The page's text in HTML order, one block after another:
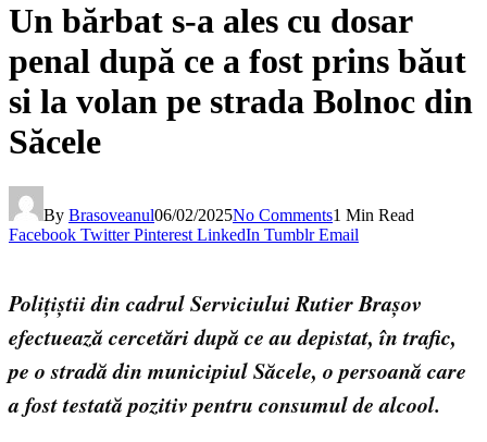
Un bărbat s-a ales cu dosar
penal după ce a fost prins băut
si la volan pe strada Bolnoc din
Săcele
By Brasoveanul06/02/2025No Comments1 Min Read
Facebook Twitter Pinterest LinkedIn Tumblr Email
Polițiștii din cadrul Serviciului Rutier Brașov
efectuează cercetări după ce au depistat, în trafic,
pe o stradă din municipiul Săcele, o persoană care
a fost testată pozitiv pentru consumul de alcool.